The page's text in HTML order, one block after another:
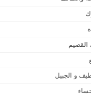
القصيم
و الجبيل